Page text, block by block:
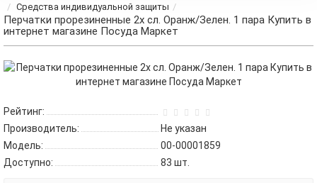
Средства индивидуальной защиты
Перчатки прорезиненные 2х сл. Оранж/Зелен. 1 пара Купить в
интернет магазине Посуда Маркет
Рейтинг:
Производитель:
Не указан
Модель:
00-00001859
Доступно:
83 шт.